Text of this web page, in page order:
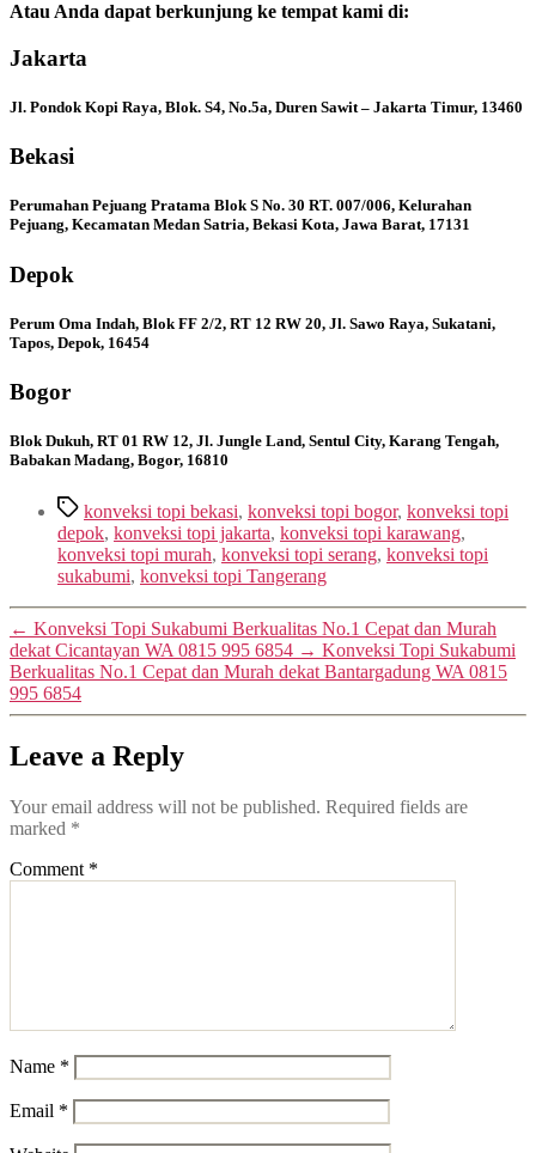
Atau Anda dapat berkunjung ke tempat kami di:
Jakarta
Jl. Pondok Kopi Raya, Blok. S4, No.5a, Duren Sawit – Jakarta Timur, 13460
Bekasi
Perumahan Pejuang Pratama Blok S No. 30 RT. 007/006, Kelurahan
Pejuang, Kecamatan Medan Satria, Bekasi Kota, Jawa Barat, 17131
Depok
Perum Oma Indah, Blok FF 2/2, RT 12 RW 20, Jl. Sawo Raya, Sukatani,
Tapos, Depok, 16454
Bogor
Blok Dukuh, RT 01 RW 12, Jl. Jungle Land, Sentul City, Karang Tengah,
Babakan Madang, Bogor, 16810
Tagskonveksi topi bekasi, konveksi topi bogor, konveksi topi
depok, konveksi topi jakarta, konveksi topi karawang,
konveksi topi murah, konveksi topi serang, konveksi topi
sukabumi, konveksi topi Tangerang
← Konveksi Topi Sukabumi Berkualitas No.1 Cepat dan Murah
dekat Cicantayan WA 0815 995 6854 → Konveksi Topi Sukabumi
Berkualitas No.1 Cepat dan Murah dekat Bantargadung WA 0815
995 6854
Leave a Reply
Your email address will not be published. Required fields are
marked *
Comment *
Name *
Email *